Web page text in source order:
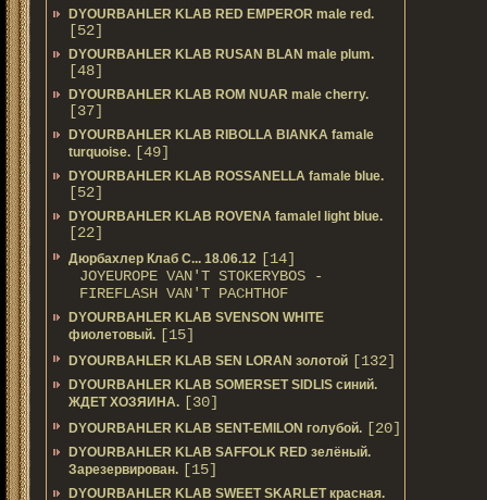
DYOURBAHLER KLAB RED EMPEROR male red.
[52]
DYOURBAHLER KLAB RUSAN BLAN male plum.
[48]
DYOURBAHLER KLAB ROM NUAR male cherry.
[37]
DYOURBAHLER KLAB RIBOLLA BIANKA famale
turquoise. [49]
DYOURBAHLER KLAB ROSSANELLA famale blue.
[52]
DYOURBAHLER KLAB ROVENA famalel light blue.
[22]
Дюрбахлер Клаб C... 18.06.12 [14]
JOYEUROPE VAN'T STOKERYBOS -
FIREFLASH VAN'T PACHTHOF
DYOURBAHLER KLAB SVENSON WHITE
фиолетовый. [15]
DYOURBAHLER KLAB SEN LORAN золотой [132]
DYOURBAHLER KLAB SOMERSET SIDLIS синий.
ЖДЕТ ХОЗЯИНА. [30]
DYOURBAHLER KLAB SENT-EMILON голубой. [20]
DYOURBAHLER KLAB SAFFOLK RED зелёный.
Зарезервирован. [15]
DYOURBAHLER KLAB SWEET SKARLET красная.